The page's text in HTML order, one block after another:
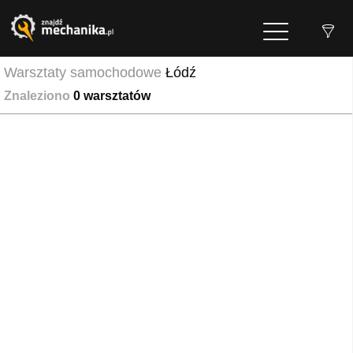
Warsztaty samochodowe Łódź
Znaleziono 0 warsztatów